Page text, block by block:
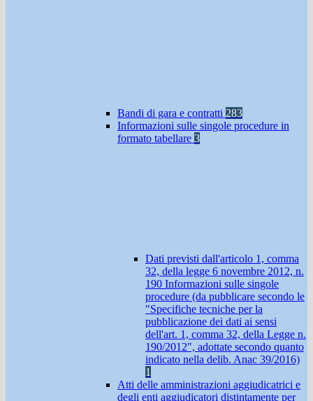
Bandi di gara e contratti 283
Informazioni sulle singole procedure in
formato tabellare 3
Dati previsti dall'articolo 1, comma
32, della legge 6 novembre 2012, n.
190 Informazioni sulle singole
procedure (da pubblicare secondo le
"Specifiche tecniche per la
pubblicazione dei dati ai sensi
dell'art. 1, comma 32, della Legge n.
190/2012", adottate secondo quanto
indicato nella delib. Anac 39/2016)
1
Atti delle amministrazioni aggiudicatrici e
degli enti aggiudicatori distintamente per